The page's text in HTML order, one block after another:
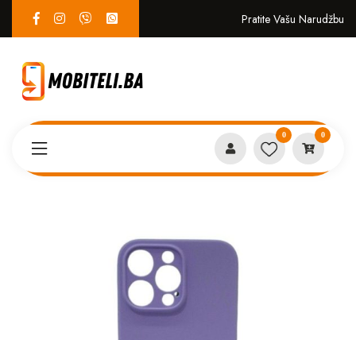
Pratite Vašu Narudžbu
0 0
Iphone 14 case ljubicasta